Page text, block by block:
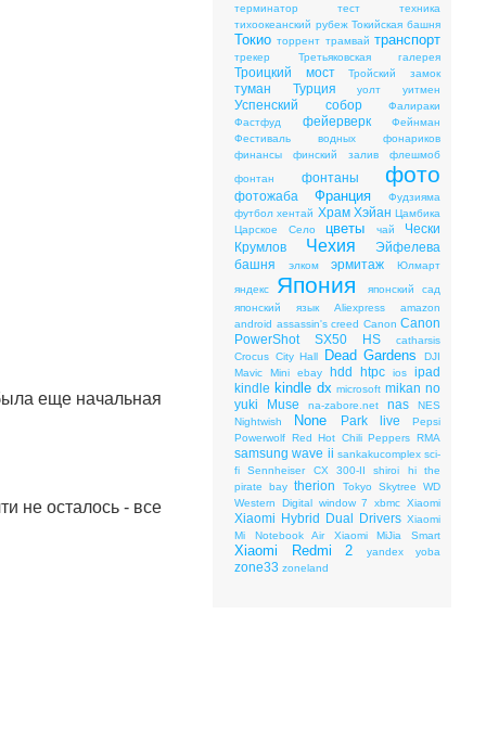
еще начальная
не осталось - все
терминатор тест
техника
тихоокеанский рубеж Токийская башня
Токио торрент трамвай транспорт
трекер Третьяковская галерея
Троицкий мост Тройский замок
туман Турция уолт уитмен
Успенский собор
Фалираки
Фастфуд
фейерверк
Фейнман
Фестиваль водных фонариков
финансы
финский залив
флешмоб
фонтан
фонтаны фото
фотожаба Франция
Фудзияма
футбол хентай Храм Хэйан Цамбика
Царское Cело
цветы чай
Чески
Крумлов
Чехия
Эйфелева
башня
элком эрмитаж
Юлмарт
яндекс
Япония
японский сад
японский язык
Aliexpress
amazon
android assassin's creed Canon Canon
PowerShot SX50 HS
catharsis
Crocus City Hall
Dead Gardens
DJI
Mavic Mini
ebay hdd htpc ios
ipad
kindle kindle dx microsoft mikan no
yuki
Muse na-zabore.net nas
NES
Nightwish
None Park live
Pepsi
Powerwolf Red Hot Chili Peppers RMA
samsung wave ii sankakucomplex sci-
fi
Sennheiser CX 300-II shiroi hi
the
pirate bay therion Tokyo Skytree
WD
Western Digital window 7 xbmc Xiaomi
Xiaomi Hybrid Dual Drivers Xiaomi
Mi Notebook Air
Xiaomi MiJia Smart
Xiaomi Redmi 2 yandex yoba
zone33 zoneland